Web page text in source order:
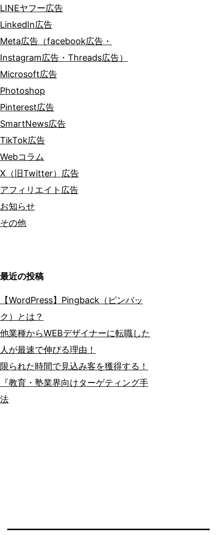
LINEヤフー広告
LinkedIn広告
Meta広告（facebook広告・
Instagram広告・Threads広告）
Microsoft広告
Photoshop
Pinterest広告
SmartNews広告
TikTok広告
Webコラム
X（旧Twitter）広告
アフィリエイト広告
お知らせ
その他
最近の投稿
【WordPress】Pingback（ピンバッ
ク）とは？
他業種からWEBデザイナーに転職した
人が最速で伸びる理由！
限られた時間で見込み客を獲得する！
『教育・塾業界向けターゲティング手
法